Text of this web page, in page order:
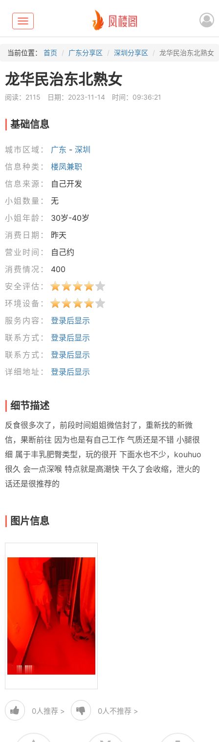
Toggle
navigation
当前位置： 首页 广东分享区 深圳分享区 龙华民治东北熟女
龙华民治东北熟女
阅读：2115 日期：2023-11-14 时间：09:36:21
基础信息
城市区域： 广东 - 深圳
信息种类：
楼凤兼职
信息来源：
自己开发
小姐数量：
无
小姐年龄：
30岁-40岁
消费日期：
昨天
营业时间：
自己约
消费情况：
400
安全评估：
环境设备：
服务内容：
登录后显示
联系方式：
登录后显示
联系方式：
登录后显示
详细地址：
登录后显示
细节描述
反食很多次了，前段时间姐姐微信封了，重新找的新微
信，果断前往 因为也是有自己工作 气质还是不错 小腿很
细 属于丰乳肥臀类型，玩的很开 下面水也不少，kouhuo
很久 会一点深喉 特点就是高潮快 干久了会收缩，泄火的
话还是很推荐的
图片信息
0人推荐 > 0人不推荐 >